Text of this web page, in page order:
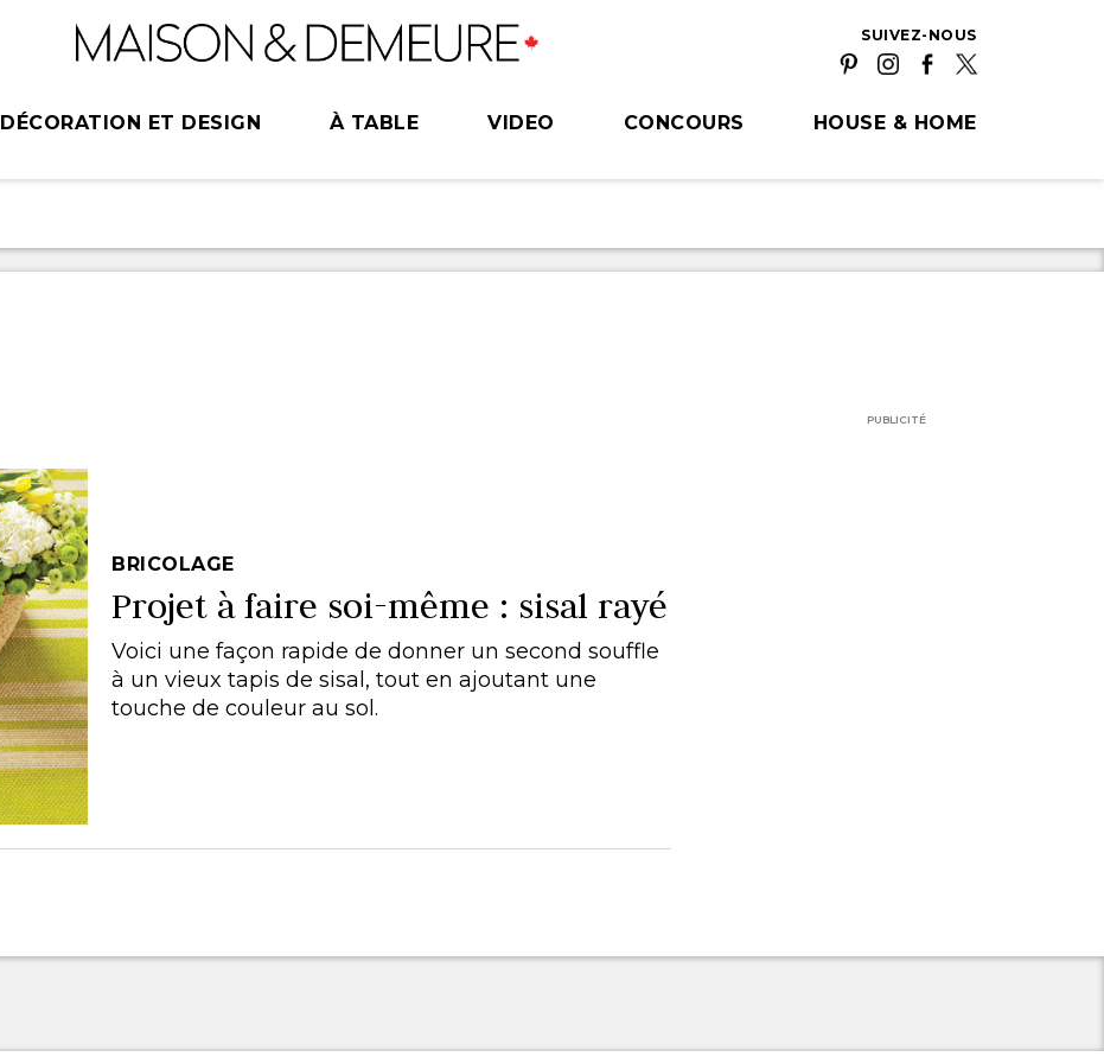
SUIVEZ-NOUS
DÉCORATION ET DESIGN À TABLE VIDEO CONCOURS HOUSE & HOME
BRICOLAGE
Projet à faire soi-même : sisal rayé
Voici une façon rapide de donner un second souffle
à un vieux tapis de sisal, tout en ajoutant une
touche de couleur au sol.
PUBLICITÉ